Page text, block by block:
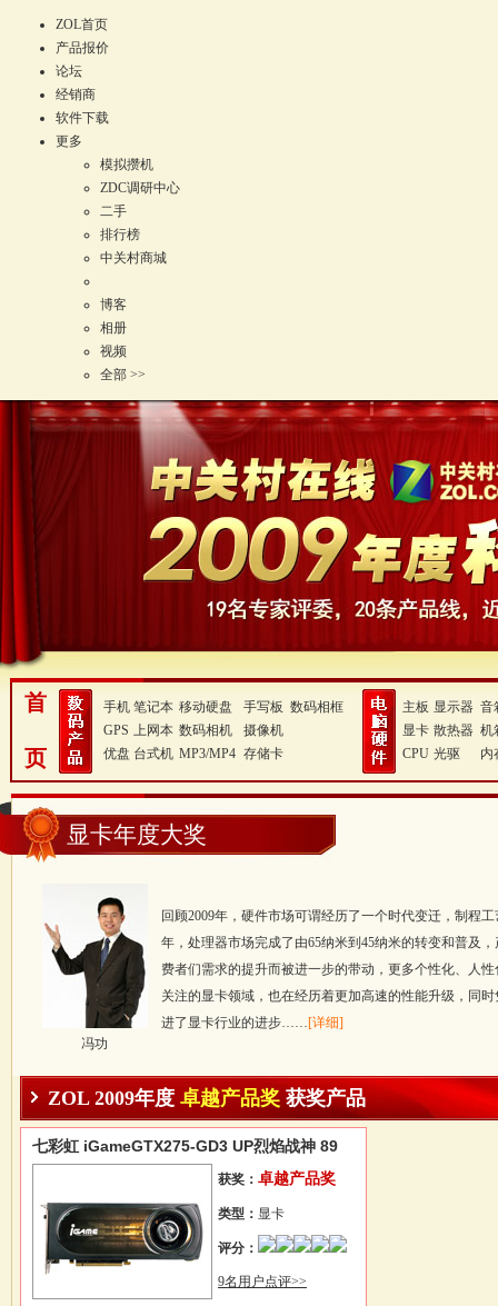
ZOL首页
产品报价
论坛
经销商
软件下载
更多
模拟攒机
ZDC调研中心
二手
排行榜
中关村商城
博客
相册
视频
全部 >>
首
页
手机 笔记本 移动硬盘 手写板 数码相框
GPS 上网本 数码相机
摄像机
优盘 台式机 MP3/MP4 存储卡
主板 显示器 音
显卡 散热器 机
CPU 光驱 内
显卡年度大奖
回顾2009年，硬件市场可谓经历了一个时代变迁，制程
年，处理器市场完成了由65纳米到45纳米的转变和普及
费者们需求的提升而被进一步的带动，更多个性化、人
关注的显卡领域，也在经历着更加高速的性能升级，同
进了显卡行业的进步……[详细]
冯功
ZOL 2009年度 卓越产品奖 获奖产品
七彩虹 iGameGTX275-GD3 UP烈焰战神 89
获奖： 卓越产品奖
类型： 显卡
评分：
9名用户点评>>